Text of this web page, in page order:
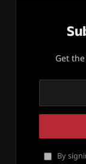
Get
By